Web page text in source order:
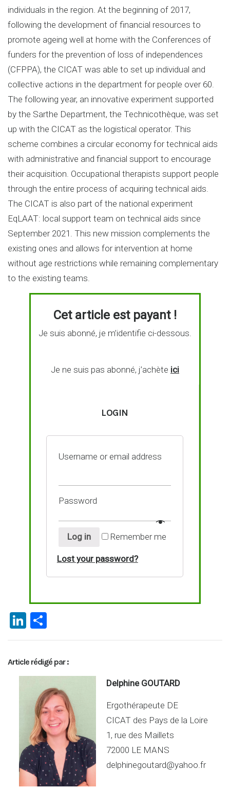
individuals in the region. At the beginning of 2017,
following the development of financial resources to
promote ageing well at home with the Conferences of
funders for the prevention of loss of independences
(CFPPA), the CICAT was able to set up individual and
collective actions in the department for people over 60.
The following year, an innovative experiment supported
by the Sarthe Department, the Technicothèque, was set
up with the CICAT as the logistical operator. This
scheme combines a circular economy for technical aids
with administrative and financial support to encourage
their acquisition. Occupational therapists support people
through the entire process of acquiring technical aids.
The CICAT is also part of the national experiment
EqLAAT: local support team on technical aids since
September 2021. This new mission complements the
existing ones and allows for intervention at home
without age restrictions while remaining complementary
to the existing teams.
Cet article est payant !
Je suis abonné, je m’identifie ci-dessous.
Je ne suis pas abonné, j’achète ici
LOGIN
Username or email address
Password
Log in Remember me
Lost your password?
Li
n
ke
dI
ar
ta
g
er
Article rédigé par :
Delphine GOUTARD
Ergothérapeute DE
CICAT des Pays de la Loire
1, rue des Maillets
72000 LE MANS
delphinegoutard@yahoo.fr